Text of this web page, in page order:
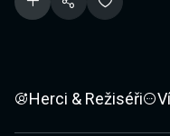
Herci & Režiséři